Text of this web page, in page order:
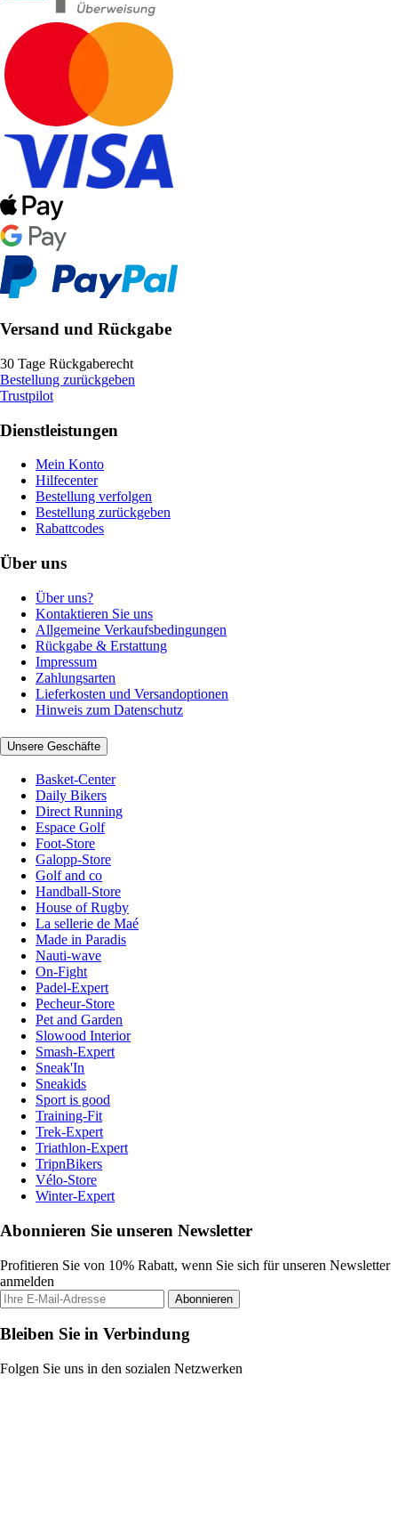
Versand und Rückgabe
30 Tage Rückgaberecht
Bestellung zurückgeben
Trustpilot
Dienstleistungen
Mein Konto
Hilfecenter
Bestellung verfolgen
Bestellung zurückgeben
Rabattcodes
Über uns
Über uns?
Kontaktieren Sie uns
Allgemeine Verkaufsbedingungen
Rückgabe & Erstattung
Impressum
Zahlungsarten
Lieferkosten und Versandoptionen
Hinweis zum Datenschutz
Unsere Geschäfte
Basket-Center
Daily Bikers
Direct Running
Espace Golf
Foot-Store
Galopp-Store
Golf and co
Handball-Store
House of Rugby
La sellerie de Maé
Made in Paradis
Nauti-wave
On-Fight
Padel-Expert
Pecheur-Store
Pet and Garden
Slowood Interior
Smash-Expert
Sneak'In
Sneakids
Sport is good
Training-Fit
Trek-Expert
Triathlon-Expert
TripnBikers
Vélo-Store
Winter-Expert
Abonnieren Sie unseren Newsletter
Profitieren Sie von 10% Rabatt, wenn Sie sich für unseren Newsletter
anmelden
Abonnieren
Bleiben Sie in Verbindung
Folgen Sie uns in den sozialen Netzwerken